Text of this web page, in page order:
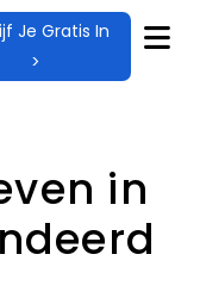
Je Gratis In
>
in